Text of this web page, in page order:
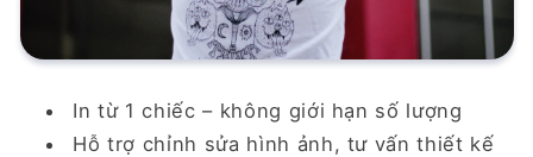
In từ 1 chiếc – không giới hạn số lượng
Hỗ trợ chỉnh sửa hình ảnh, tư vấn thiết kế